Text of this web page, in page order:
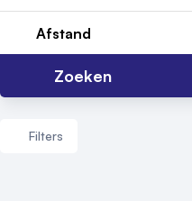
Contact
Afstand
Zoeken
Filters